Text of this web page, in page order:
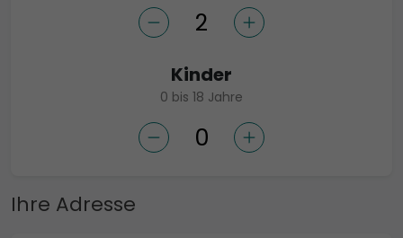
Kinder
0 bis 18 Jahre
Ihre Adresse